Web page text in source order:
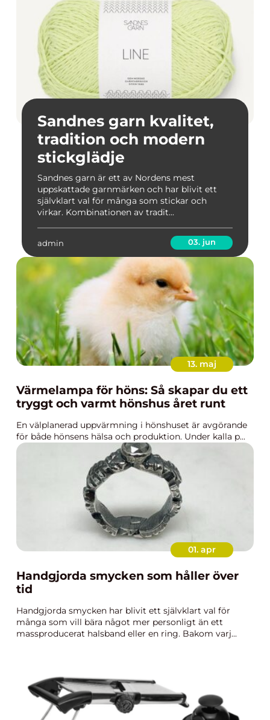
Sandnes garn kvalitet,
tradition och modern
stickglädje
Sandnes garn är ett av Nordens mest
uppskattade garnmärken och har blivit ett
självklart val för många som stickar och
virkar. Kombinationen av tradit...
admin 03. jun
13. maj
Värmelampa för höns: Så skapar du ett
tryggt och varmt hönshus året runt
En välplanerad uppvärmning i hönshuset är avgörande
för både hönsens hälsa och produktion. Under kalla p...
01. apr
Handgjorda smycken som håller över
tid
Handgjorda smycken har blivit ett självklart val för
många som vill bära något mer personligt än ett
massproducerat halsband eller en ring. Bakom varj...